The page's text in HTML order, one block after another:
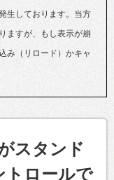
生しております。当方
ますが、もし表示が崩
み（リロード）かキャ
スタンド
トロールで